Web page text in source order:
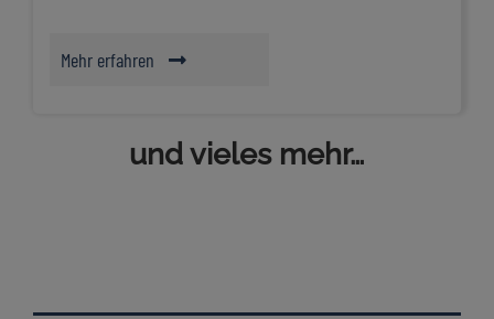
Mehr erfahren
und vieles mehr…